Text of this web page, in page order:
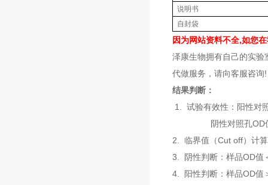
说明书
自封袋
因为网站资料不全,如您
泽康生物拥有自己的实
代做服务，请向客服咨询!
结果判断：
1. 试验有效性：阳性对
阴性对照孔OD值
2. 临界值（Cut off）计
3. 阴性判断：样品OD值
4. 阳性判断：样品OD值